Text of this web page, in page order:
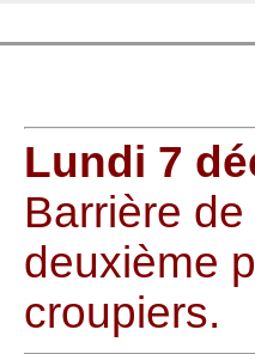
Lundi 7
Barrière
deuxième
croupiers.